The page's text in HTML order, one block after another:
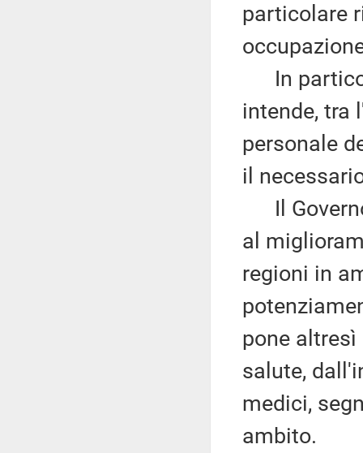
particolare
In
intende, tra
personale
il
Il
al
regioni in
pone
salute,
medici,
ambito.